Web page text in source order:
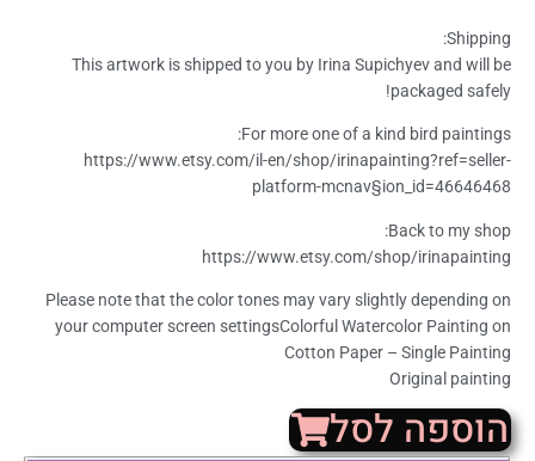
Shipping:
This artwork is shipped to you by Irina Supichyev and will be
packaged safely!
For more one of a kind bird paintings:
https://www.etsy.com/il-en/shop/irinapainting?ref=seller-
platform-mcnav§ion_id=46646468
Back to my shop:
https://www.etsy.com/shop/irinapainting
Please note that the color tones may vary slightly depending on
your computer screen settingsColorful Watercolor Painting on
Cotton Paper – Single Painting
Original painting
הוספה לסל